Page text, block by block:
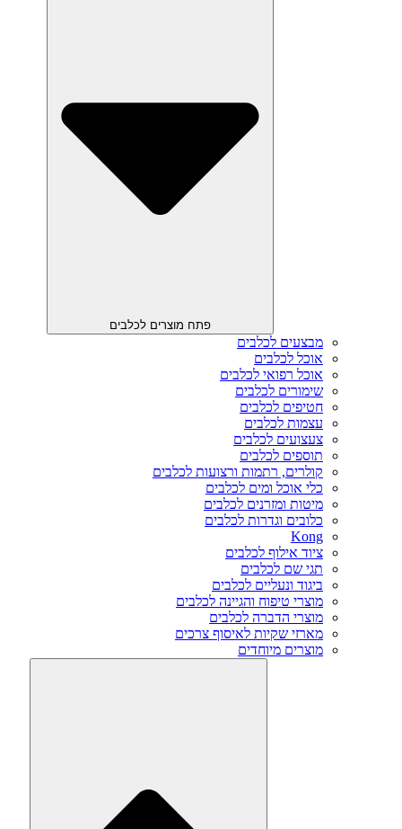
פתח מוצרים לכלבים
מבצעים לכלבים
אוכל לכלבים
אוכל רפואי לכלבים
שימורים לכלבים
חטיפים לכלבים
עצמות לכלבים
צעצועים לכלבים
תוספים לכלבים
קולרים, רתמות ורצועות לכלבים
כלי אוכל ומים לכלבים
מיטות ומזרנים לכלבים
כלובים וגדרות לכלבים
Kong
ציוד אילוף לכלבים
תגי שם לכלבים
ביגוד ונעליים לכלבים
מוצרי טיפוח והגיינה לכלבים
מוצרי הדברה לכלבים
מארזי שקיות לאיסוף צרכים
מוצרים מיוחדים